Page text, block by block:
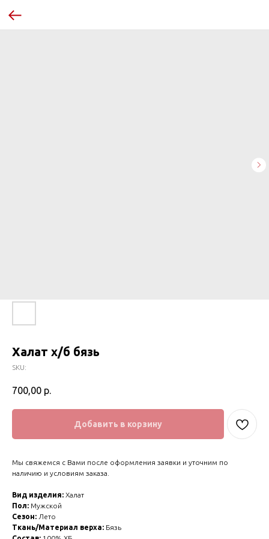
Халат х/б бязь
SKU:
700,00 р.
Добавить в корзину
Мы свяжемся с Вами после оформления заявки и уточним по
наличию и условиям заказа.
Вид изделия: Халат
Пол: Мужской
Сезон: Лето
Ткань/Материал верха: Бязь